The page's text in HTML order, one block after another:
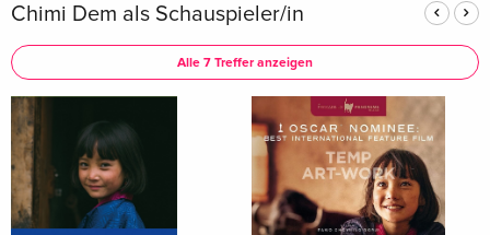
Chimi Dem als Schauspieler/in
Alle 7 Treffer anzeigen